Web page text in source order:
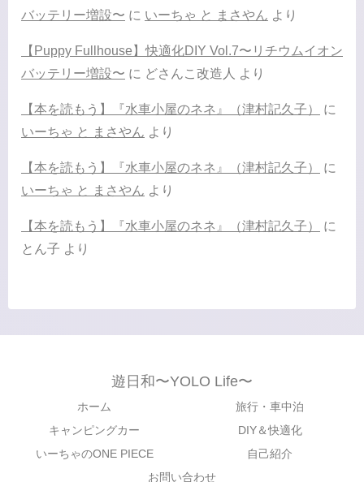
バッテリー増設〜 に いーちゃ と まさやん より
【Puppy Fullhouse】快適化DIY Vol.7〜リチウムイオン
バッテリー増設〜 に どさんこ改造人 より
【本を読もう】『水車小屋のネネ』（津村記久子）
に
いーちゃ と まさやん より
【本を読もう】『水車小屋のネネ』（津村記久子）
に
いーちゃ と まさやん より
【本を読もう】『水車小屋のネネ』（津村記久子）
に
とん子 より
遊日和〜YOLO Life〜
ホーム
旅行・車中泊
キャンピングカー
DIY＆快適化
いーちゃのONE PIECE
自己紹介
お問い合わせ